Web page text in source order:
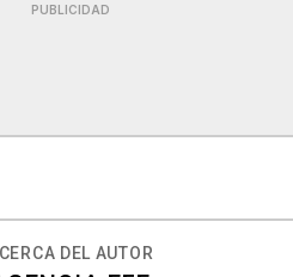
PUBLICIDAD
DEL AUTOR